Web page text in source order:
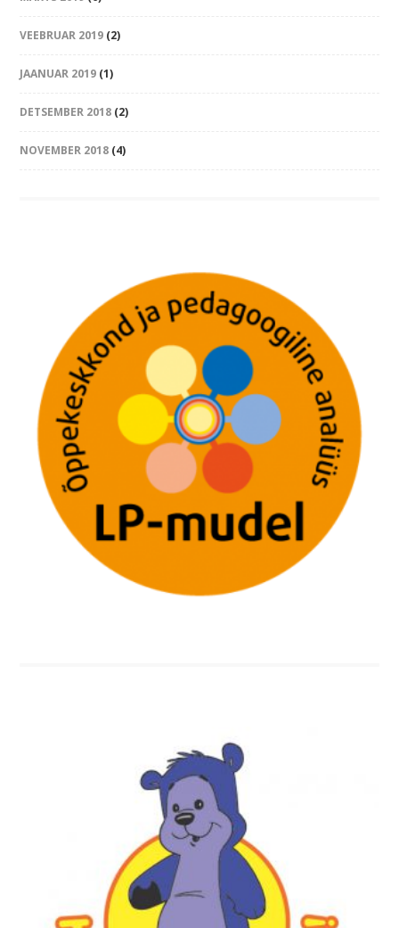
VEEBRUAR 2019 (2)
JAANUAR 2019 (1)
DETSEMBER 2018 (2)
NOVEMBER 2018 (4)